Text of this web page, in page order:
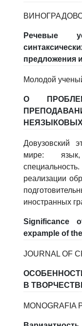
Речевые
предложения
Молодой
О
Довузовский
мире:
реализации
иностранных
Significance
expample of
JOURNAL OF
В
MONOGRAFIA